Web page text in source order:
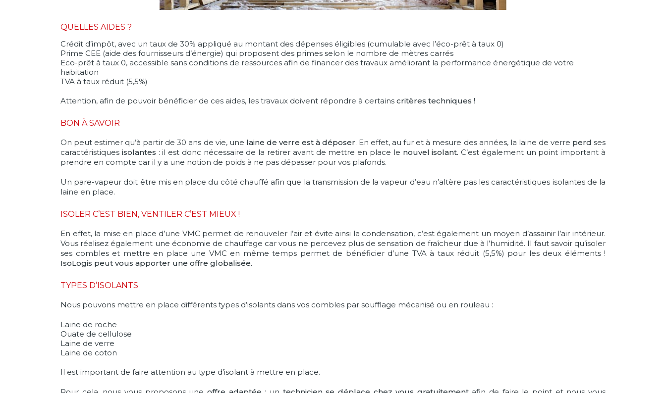
QUELLES AIDES ?
Crédit d’impôt, avec un taux de 30% appliqué au montant des dépenses éligibles (cumulable avec l’éco-prêt à taux 0)
Prime CEE (aide des fournisseurs d’énergie) qui proposent des primes selon le nombre de mètres carrés
Eco-prêt à taux 0, accessible sans conditions de ressources afin de financer des travaux améliorant la performance énergétique de votre
habitation
TVA à taux réduit (5,5%)
Attention, afin de pouvoir bénéficier de ces aides, les travaux doivent répondre à certains critères techniques !
BON À SAVOIR
On peut estimer qu’à partir de 30 ans de vie, une laine de verre est à déposer. En effet, au fur et à mesure des années, la laine de verre perd ses
caractéristiques isolantes : il est donc nécessaire de la retirer avant de mettre en place le nouvel isolant. C’est également un point important à
prendre en compte car il y a une notion de poids à ne pas dépasser pour vos plafonds.
Un pare-vapeur doit être mis en place du côté chauffé afin que la transmission de la vapeur d’eau n’altère pas les caractéristiques isolantes de la
laine en place.
ISOLER C’EST BIEN, VENTILER C’EST MIEUX !
En effet, la mise en place d’une VMC permet de renouveler l’air et évite ainsi la condensation, c’est également un moyen d’assainir l’air intérieur.
Vous réalisez également une économie de chauffage car vous ne percevez plus de sensation de fraîcheur due à l’humidité. Il faut savoir qu’isoler
ses combles et mettre en place une VMC en même temps permet de bénéficier d’une TVA à taux réduit (5,5%) pour les deux éléments !
IsoLogis peut vous apporter une offre globalisée.
TYPES D’ISOLANTS
Nous pouvons mettre en place différents types d’isolants dans vos combles par soufflage mécanisé ou en rouleau :
Laine de roche
Ouate de cellulose
Laine de verre
Laine de coton
Il est important de faire attention au type d’isolant à mettre en place.